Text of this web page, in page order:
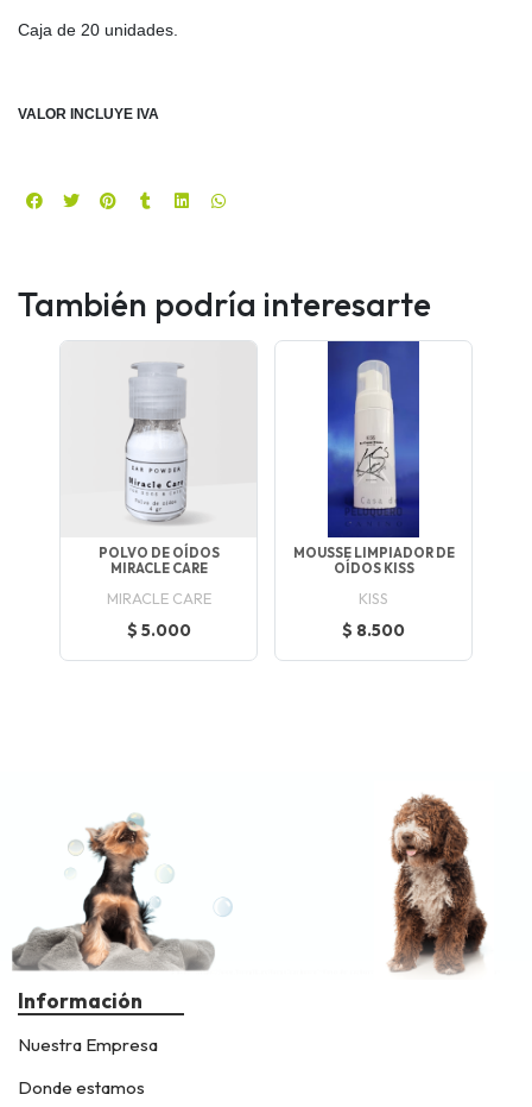
Caja de 20 unidades.
VALOR INCLUYE IVA
También podría interesarte
POLVO DE OÍDOS
MIRACLE CARE
MIRACLE CARE
$ 5.000
MOUSSE LIMPIADOR DE
OÍDOS KISS
KISS
$ 8.500
Información
Nuestra Empresa
Donde estamos